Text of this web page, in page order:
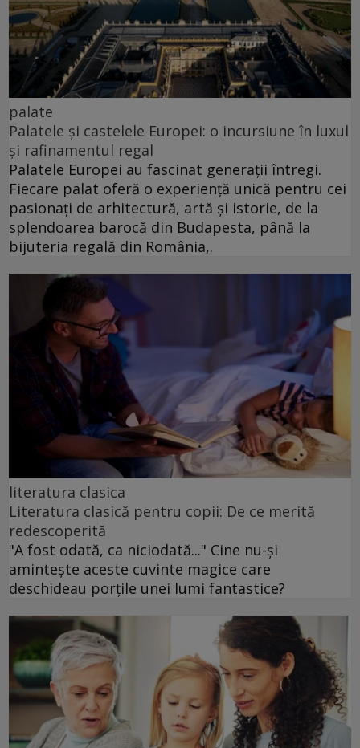
palate
Palatele și castelele Europei: o incursiune în luxul
și rafinamentul regal
Palatele Europei au fascinat generații întregi.
Fiecare palat oferă o experiență unică pentru cei
pasionați de arhitectură, artă și istorie, de la
splendoarea barocă din Budapesta, până la
bijuteria regală din România,.
literatura clasica
Literatura clasică pentru copii: De ce merită
redescoperită
"A fost odată, ca niciodată..." Cine nu-și
amintește aceste cuvinte magice care
deschideau porțile unei lumi fantastice?